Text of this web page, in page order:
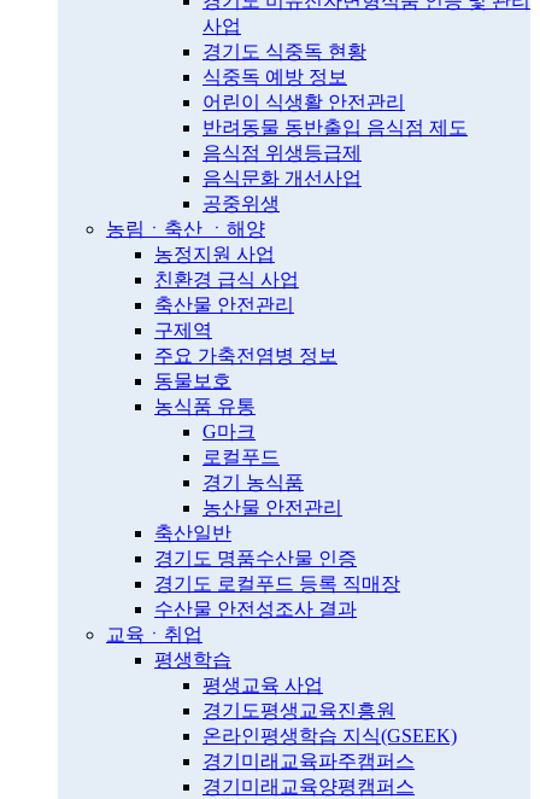
사업
경기도 식중독 현황
식중독 예방 정보
어린이 식생활 안전관리
반려동물 동반출입 음식점 제도
음식점 위생등급제
음식문화 개선사업
공중위생
농림ㆍ축산 ㆍ해양
농정지원 사업
친환경 급식 사업
축산물 안전관리
구제역
주요 가축전염병 정보
동물보호
농식품 유통
G마크
로컬푸드
경기 농식품
농산물 안전관리
축산일반
경기도 명품수산물 인증
경기도 로컬푸드 등록 직매장
수산물 안전성조사 결과
교육ㆍ취업
평생학습
평생교육 사업
경기도평생교육진흥원
온라인평생학습 지식(GSEEK)
경기미래교육파주캠퍼스
경기미래교육양평캠퍼스